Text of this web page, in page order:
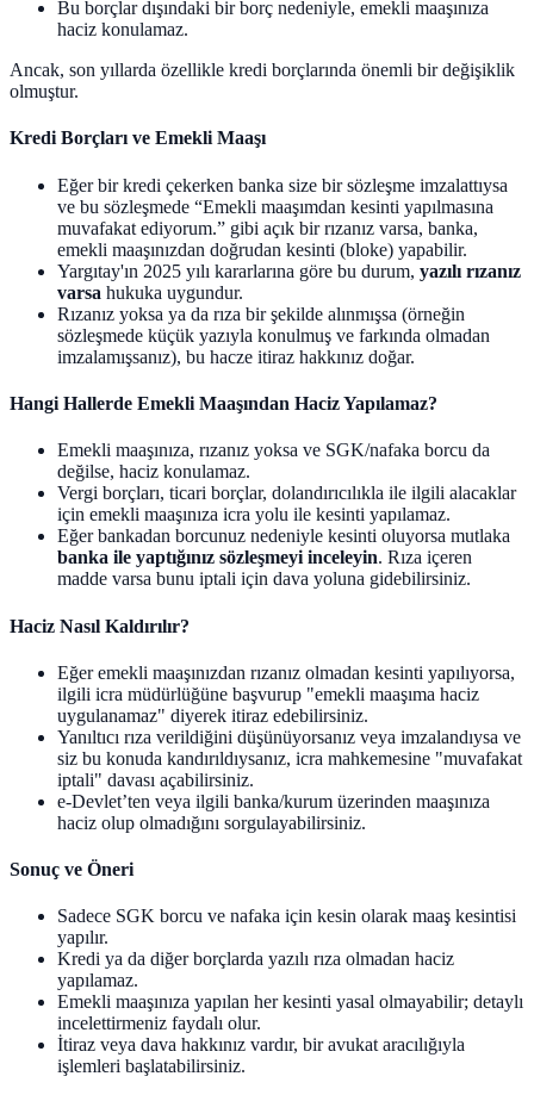
Bu borçlar dışındaki bir borç nedeniyle, emekli maaşınıza
haciz konulamaz.
Ancak, son yıllarda özellikle kredi borçlarında önemli bir değişiklik
olmuştur.
Kredi Borçları ve Emekli Maaşı
Eğer bir kredi çekerken banka size bir sözleşme imzalattıysa
ve bu sözleşmede “Emekli maaşımdan kesinti yapılmasına
muvafakat ediyorum.” gibi açık bir rızanız varsa, banka,
emekli maaşınızdan doğrudan kesinti (bloke) yapabilir.
Yargıtay'ın 2025 yılı kararlarına göre bu durum, yazılı rızanız
varsa hukuka uygundur.
Rızanız yoksa ya da rıza bir şekilde alınmışsa (örneğin
sözleşmede küçük yazıyla konulmuş ve farkında olmadan
imzalamışsanız), bu hacze itiraz hakkınız doğar.
Hangi Hallerde Emekli Maaşından Haciz Yapılamaz?
Emekli maaşınıza, rızanız yoksa ve SGK/nafaka borcu da
değilse, haciz konulamaz.
Vergi borçları, ticari borçlar, dolandırıcılıkla ile ilgili alacaklar
için emekli maaşınıza icra yolu ile kesinti yapılamaz.
Eğer bankadan borcunuz nedeniyle kesinti oluyorsa mutlaka
banka ile yaptığınız sözleşmeyi inceleyin. Rıza içeren
madde varsa bunu iptali için dava yoluna gidebilirsiniz.
Haciz Nasıl Kaldırılır?
Eğer emekli maaşınızdan rızanız olmadan kesinti yapılıyorsa,
ilgili icra müdürlüğüne başvurup "emekli maaşıma haciz
uygulanamaz" diyerek itiraz edebilirsiniz.
Yanıltıcı rıza verildiğini düşünüyorsanız veya imzalandıysa ve
siz bu konuda kandırıldıysanız, icra mahkemesine "muvafakat
iptali" davası açabilirsiniz.
e-Devlet’ten veya ilgili banka/kurum üzerinden maaşınıza
haciz olup olmadığını sorgulayabilirsiniz.
Sonuç ve Öneri
Sadece SGK borcu ve nafaka için kesin olarak maaş kesintisi
yapılır.
Kredi ya da diğer borçlarda yazılı rıza olmadan haciz
yapılamaz.
Emekli maaşınıza yapılan her kesinti yasal olmayabilir; detaylı
incelettirmeniz faydalı olur.
İtiraz veya dava hakkınız vardır, bir avukat aracılığıyla
işlemleri başlatabilirsiniz.